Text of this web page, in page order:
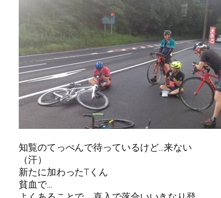
知覧のてっぺんで待っているけど…来ない
（汗）
新たに加わったTくん
貧血で…